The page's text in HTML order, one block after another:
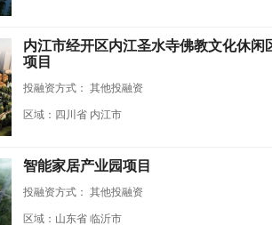
内江市经开区内江圣水寺佛教文化休闲
项目
投融资方式： 其他投融资
区域：四川省 内江市
智能家居产业园项目
投融资方式： 其他投融资
区域：山东省 临沂市